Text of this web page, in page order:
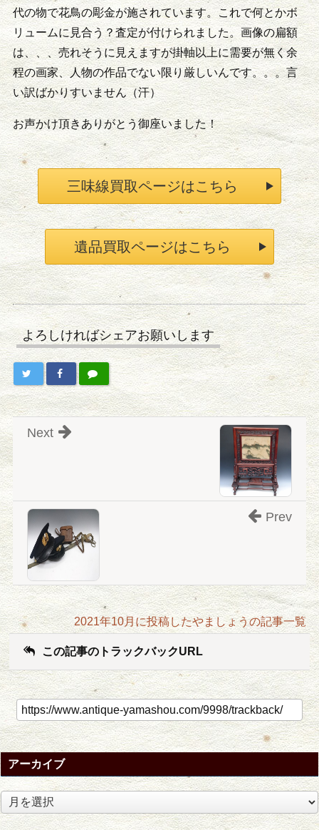
代の物で花鳥の彫金が施されています。これで何とかボ
リュームに見合う？査定が付けられました。画像の扁額
は、、、売れそうに見えますが掛軸以上に需要が無く余
程の画家、人物の作品でない限り厳しいんです。。。言
い訳ばかりすいません（汗）
お声かけ頂きありがとう御座いました！
三味線買取ページはこちら
遺品買取ページはこちら
よろしければシェアお願いします
Next
Prev
2021年10月に投稿したやましょうの記事一覧
この記事のトラックバックURL
アーカイブ
ア
ー